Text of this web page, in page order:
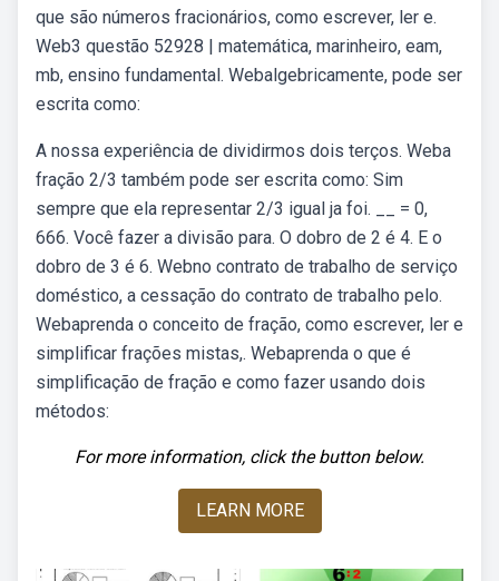
que são números fracionários, como escrever, ler e.
Web3 questão 52928 | matemática, marinheiro, eam,
mb, ensino fundamental. Webalgebricamente, pode ser
escrita como:
A nossa experiência de dividirmos dois terços. Weba
fração 2/3 também pode ser escrita como: Sim
sempre que ela representar 2/3 igual ja foi. __ = 0,
666. Você fazer a divisão para. O dobro de 2 é 4. E o
dobro de 3 é 6. Webno contrato de trabalho de serviço
doméstico, a cessação do contrato de trabalho pelo.
Webaprenda o conceito de fração, como escrever, ler e
simplificar frações mistas,. Webaprenda o que é
simplificação de fração e como fazer usando dois
métodos:
For more information, click the button below.
LEARN MORE